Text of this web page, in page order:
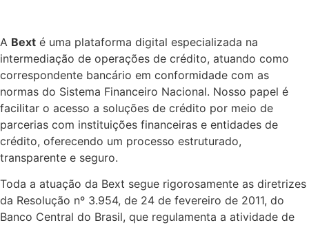
A Bext é uma plataforma digital especializada na
intermediação de operações de crédito, atuando como
correspondente bancário em conformidade com as
normas do Sistema Financeiro Nacional. Nosso papel é
facilitar o acesso a soluções de crédito por meio de
parcerias com instituições financeiras e entidades de
crédito, oferecendo um processo estruturado,
transparente e seguro.
Toda a atuação da Bext segue rigorosamente as diretrizes
da Resolução nº 3.954, de 24 de fevereiro de 2011, do
Banco Central do Brasil, que regulamenta a atividade de